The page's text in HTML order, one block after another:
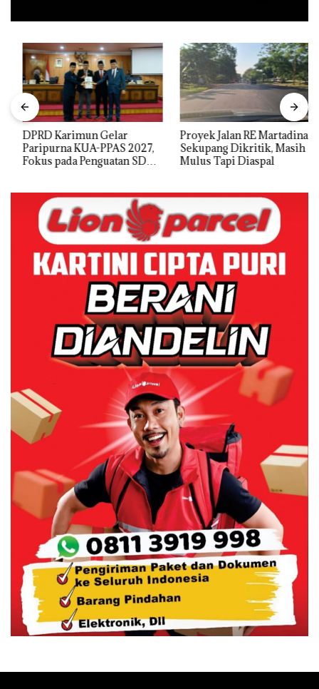
DPRD Karimun Gelar
Paripurna KUA-PPAS 2027,
Fokus pada Penguatan SDM,
Proyek Jalan RE Martadinata
Sekupang Dikritik, Masih
Mulus Tapi Diaspal